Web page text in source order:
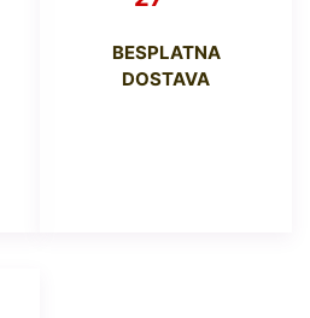
BESPLATNA
DOSTAVA